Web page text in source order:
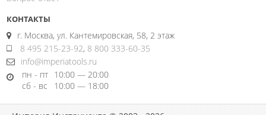
КОНТАКТЫ
г. Москва, ул. Кантемировская, 58, 2 этаж
8 495 215-23-92, 8 800 333-60-35
info@imperiatools.ru
пн - пт 10:00 — 20:00
сб - вс
10:00 — 18:00